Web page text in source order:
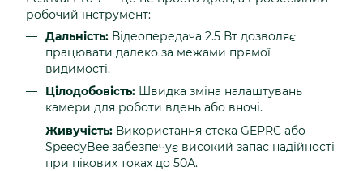
робочий інструмент:
Дальність: Відеопередача 2.5 Вт дозволяє
працювати далеко за межами прямої
видимості.
Цілодобовість: Швидка зміна налаштувань
камери для роботи вдень або вночі.
Живучість: Використання стека GEPRC або
SpeedyBee забезпечує високий запас надійності
при пікових токах до 50А.